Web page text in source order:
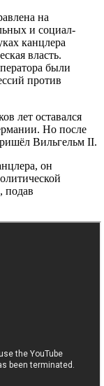
на
и социал-
канцлера
власть.
были
против
лет оставался
Но после
Вильгельм II.
он
подав